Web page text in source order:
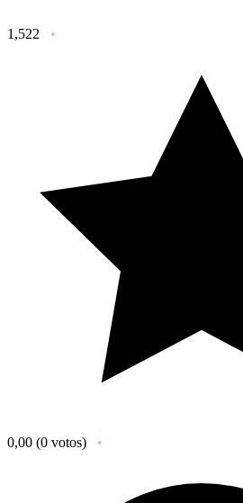
1,522
0,00 (0 votos)